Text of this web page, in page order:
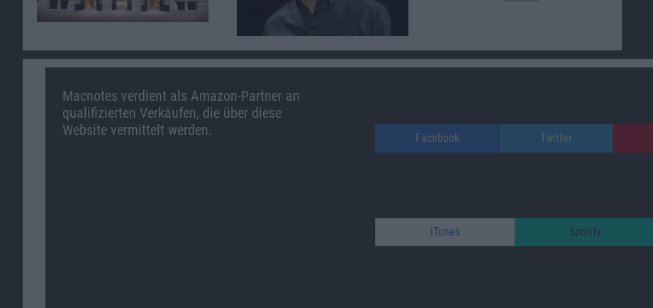
Macnotes verdient als Amazon-Partner an
qualifizierten Verkäufen, die über diese
Website vermittelt werden.
Facebook Twitter
iTunes Spotify